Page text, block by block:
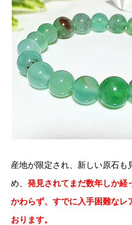
産地が限定され、新しい原石も
め、発見されてまだ数年しか経
かわらず、すでに入手困難なレ
おります。